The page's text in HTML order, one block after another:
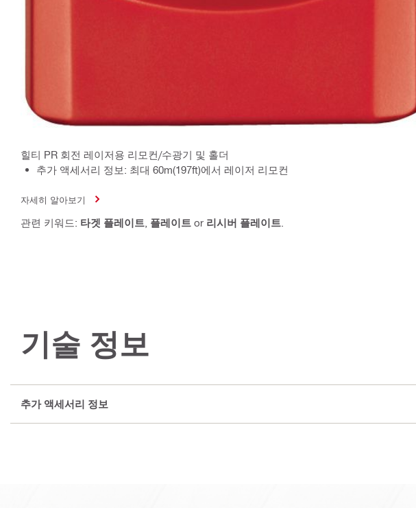
힐티 PR 회전 레이저용 리모컨/수광기 및 홀더
추가 액세서리 정보: 최대 60m(197ft)에서 레이저 리모컨
자세히 알아보기
관련 키워드: 타겟 플레이트 플레이트 or 리시버 플레이트
기술 정보
추가 액세서리 정보